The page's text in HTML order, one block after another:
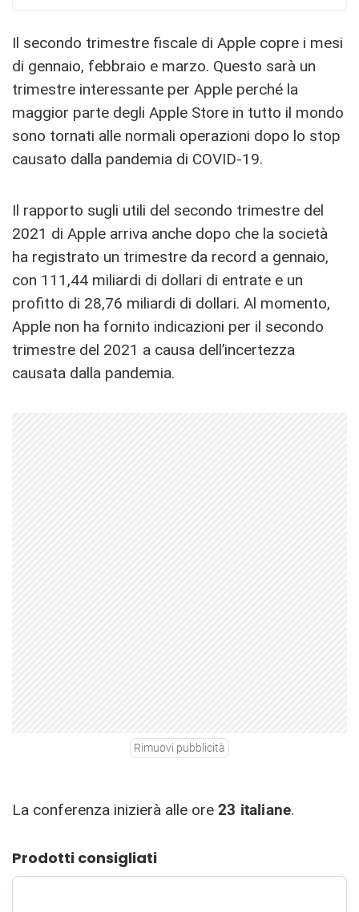
Il secondo trimestre fiscale di Apple copre i mesi
di gennaio, febbraio e marzo. Questo sarà un
trimestre interessante per Apple perché la
maggior parte degli Apple Store in tutto il mondo
sono tornati alle normali operazioni dopo lo stop
causato dalla pandemia di COVID-19.
Il rapporto sugli utili del secondo trimestre del
2021 di Apple arriva anche dopo che la società
ha registrato un trimestre da record a gennaio,
con 111,44 miliardi di dollari di entrate e un
profitto di 28,76 miliardi di dollari. Al momento,
Apple non ha fornito indicazioni per il secondo
trimestre del 2021 a causa dell’incertezza
causata dalla pandemia.
Rimuovi pubblicità
La conferenza inizierà alle ore 23 italiane.
Prodotti consigliati